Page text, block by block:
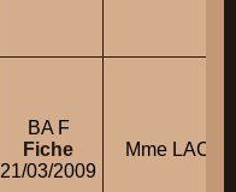
BA F
Fiche
21/03/2009
Mme